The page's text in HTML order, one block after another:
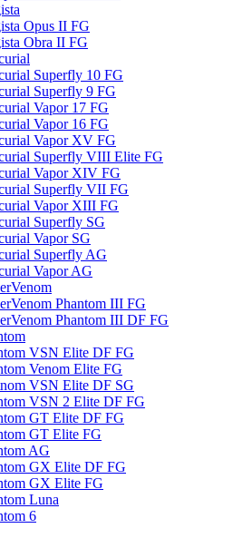
Opus II FG
Obra II FG
Superfly 10 FG
Superfly 9 FG
Vapor 17 FG
Vapor 16 FG
Vapor XV FG
Superfly VIII Elite FG
Vapor XIV FG
Superfly VII FG
Vapor XIII FG
Superfly SG
Vapor SG
Superfly AG
Vapor AG
Phantom III FG
Phantom III DF FG
VSN Elite DF FG
Venom Elite FG
VSN Elite DF SG
VSN 2 Elite DF FG
GT Elite DF FG
GT Elite FG
AG
GX Elite DF FG
GX Elite FG
Luna
6